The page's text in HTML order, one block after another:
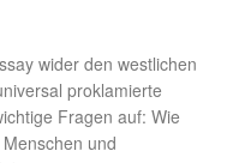
wider den westlichen
proklamierte
Fragen auf: Wie
und